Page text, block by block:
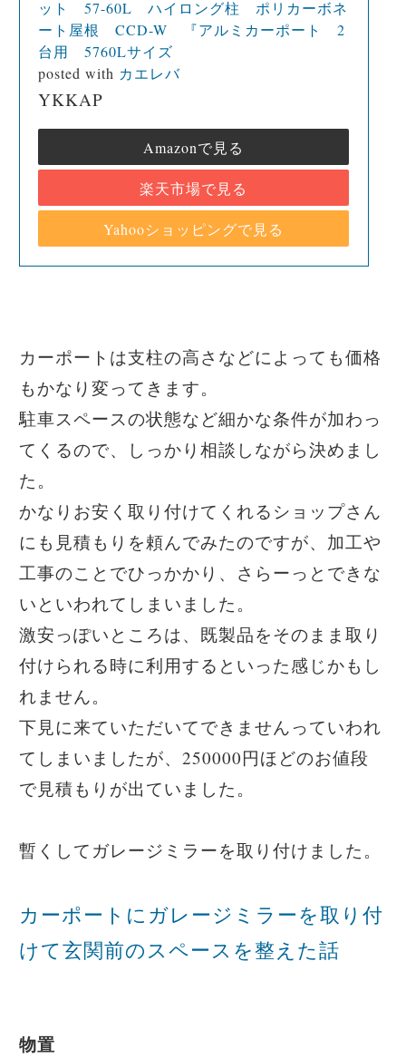
ット 57-60L ハイロング柱 ポリカーボネ
ート屋根 CCD-W 『アルミカーポート 2
台用 5760Lサイズ
posted with カエレバ
YKKAP
Amazonで見る
楽天市場で見る
Yahooショッピングで見る
カーポートは支柱の高さなどによっても価格
もかなり変ってきます。
駐車スペースの状態など細かな条件が加わっ
てくるので、しっかり相談しながら決めまし
た。
かなりお安く取り付けてくれるショップさん
にも見積もりを頼んでみたのですが、加工や
工事のことでひっかかり、さらーっとできな
いといわれてしまいました。
激安っぽいところは、既製品をそのまま取り
付けられる時に利用するといった感じかもし
れません。
下見に来ていただいてできませんっていわれ
てしまいましたが、250000円ほどのお値段
で見積もりが出ていました。
暫くしてガレージミラーを取り付けました。
カーポートにガレージミラーを取り付
けて玄関前のスペースを整えた話
物置